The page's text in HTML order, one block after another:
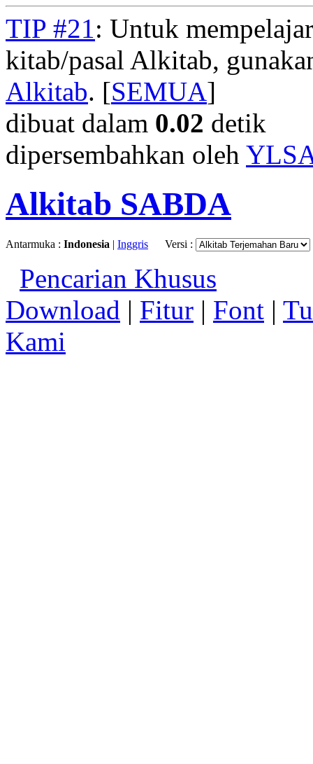
TIP #21: Untuk
kitab/pasal Alkitab,
Alkitab. [SEMUA]
dibuat dalam 0.02 detik
dipersembahkan oleh
Alkitab SABDA
Antarmuka : Indonesia | Inggris Versi :
Pencarian Khusus
Download | Fitur | Font |
Kami